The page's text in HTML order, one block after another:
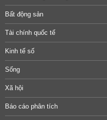
Bất động sản
Tài chính quốc tế
Kinh tế số
Sống
Xã hội
Báo cáo phân tích